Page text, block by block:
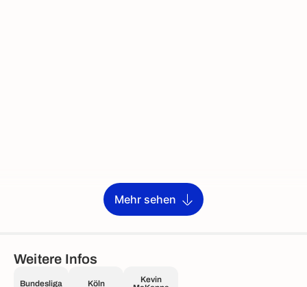
Mehr sehen
Weitere Infos
Bundesliga Köln
Kevin